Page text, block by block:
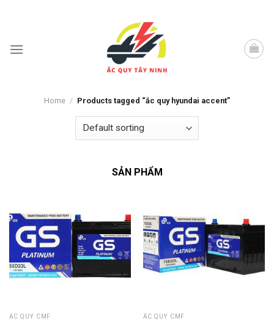
Home / Products tagged “ắc quy hyundai accent”
SẢN PHẨM
ẮC QUY CMF ẮC QUY CMF